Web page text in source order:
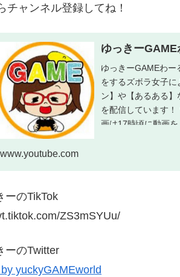
チャンネル登録してね！
ゆっきーGAME
ゆっきーGAMEわ
をするズボラ女子に
ン】や【あるある
を配信しています
画は17時頃に動画を...
www.youtube.com
ーのTikTok
ZS3mSYUu/
ーのTwitter
yuckyGAMEworld